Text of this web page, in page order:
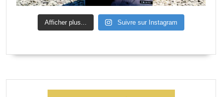
Afficher plus... Suivre sur Instagram